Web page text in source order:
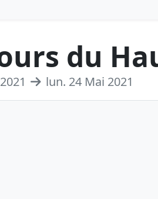
du
lun. 24 Mai 2021